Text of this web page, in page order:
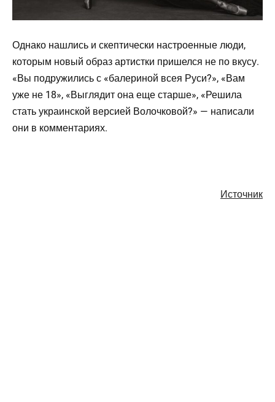
Однако нашлись и скептически настроенные люди,
которым новый образ артистки пришелся не по вкусу.
«Вы подружились с «балериной всея Руси?», «Вам
уже не 18», «Выглядит она еще старше», «Решила
стать украинской версией Волочковой?» — написали
они в комментариях.
Источник